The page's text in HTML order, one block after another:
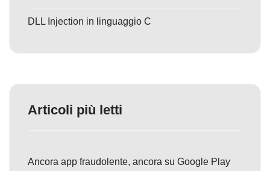
DLL Injection in linguaggio C
Articoli più letti
Ancora app fraudolente, ancora su Google Play